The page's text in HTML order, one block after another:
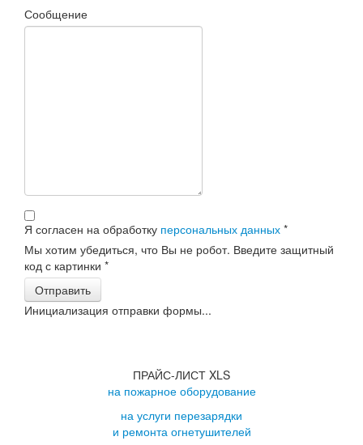
Сообщение
Я согласен на обработку персональных данных *
Мы хотим убедиться, что Вы не робот. Введите защитный
код с картинки *
Отправить
Инициализация отправки формы...
ПРАЙС-ЛИСТ XLS
на пожарное оборудование
на услуги перезарядки
и ремонта огнетушителей